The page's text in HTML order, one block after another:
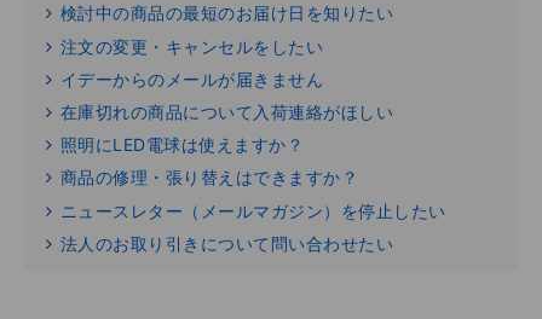
検討中の商品の最短のお届け日を知りたい
注文の変更・キャンセルをしたい
イデーからのメールが届きません
在庫切れの商品について入荷連絡がほしい
照明にLED電球は使えますか？
商品の修理・張り替えはできますか？
ニュースレター（メールマガジン）を停止したい
法人のお取り引きについて問い合わせたい